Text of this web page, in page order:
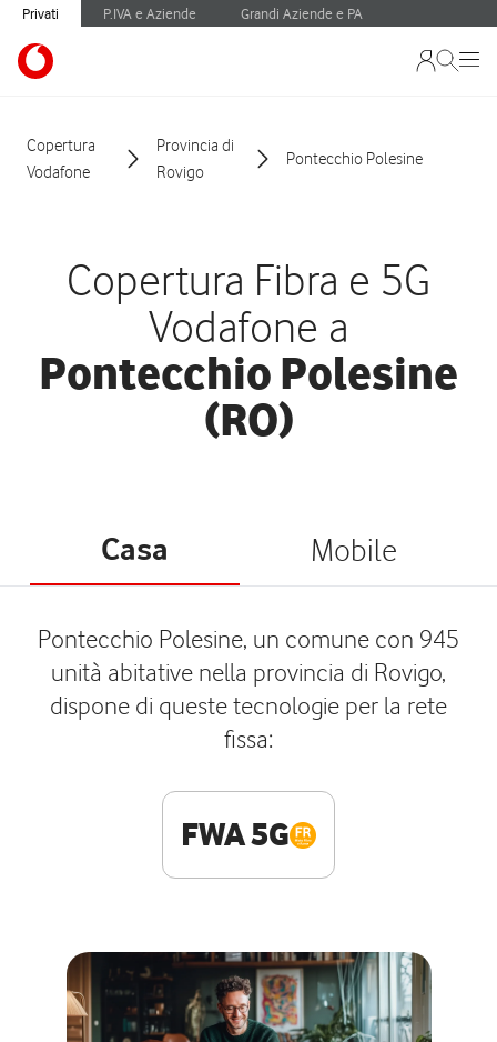
Privati P.IVA e Aziende Grandi Aziende e PA
Copertura
Vodafone
Provincia di
Rovigo
Pontecchio Polesine
Copertura Fibra e 5G
Vodafone a
Pontecchio Polesine
(RO)
Casa Mobile
Pontecchio Polesine, un comune con 945
unità abitative nella provincia di Rovigo,
dispone di queste tecnologie per la rete
fissa:
FWA 5G